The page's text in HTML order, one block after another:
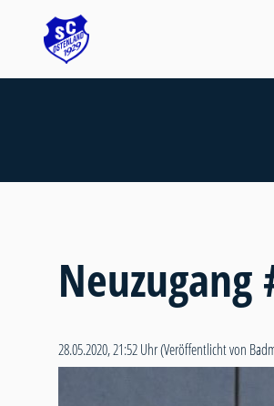
28.05.2020, 21:52 Uhr(Veröffentlicht von